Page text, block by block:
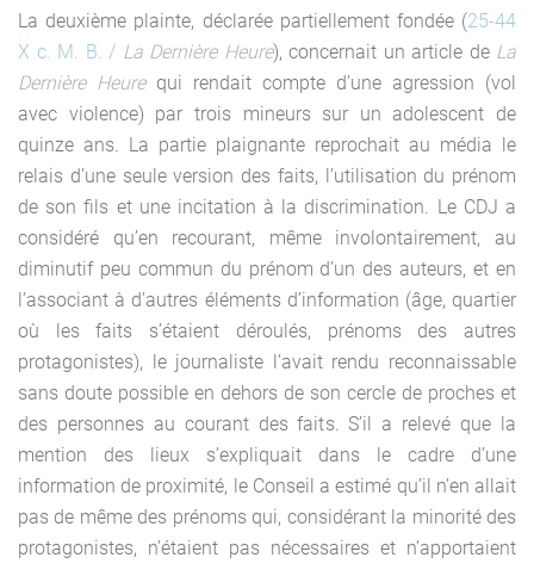
La deuxième plainte, déclarée partiellement fondée (25-44
X c. M. B. / La Dernière Heure), concernait un article de La
Dernière Heurequi rendait compte d’une agression (vol
avec violence) par trois mineurs sur un adolescent de
quinze ans. La partie plaignante reprochait au média le
relais d’une seule version des faits, l’utilisation du prénom
de son fils et une incitation à la discrimination. Le CDJ a
considéré qu’en recourant, même involontairement, au
diminutif peu commun du prénom d’un des auteurs, et en
l’associant à d’autres éléments d’information (âge, quartier
où les faits s’étaient déroulés, prénoms des autres
protagonistes), le journaliste l’avait rendu reconnaissable
sans doute possible en dehors de son cercle de proches et
des personnes au courant des faits. S’il a relevé que la
mention des lieux s’expliquait dans le cadre d’une
information de proximité, le Conseil a estimé qu’il n’en allait
pas de même des prénoms qui, considérant la minorité des
protagonistes, n’étaient pas nécessaires et n’apportaient